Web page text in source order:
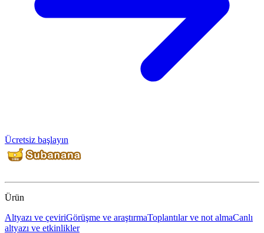
Ücretsiz başlayın
Ürün
Altyazı ve çeviriGörüşme ve araştırmaToplantılar ve not almaCanlı
altyazı ve etkinlikler